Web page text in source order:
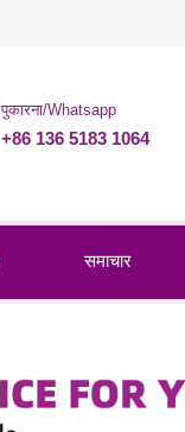
पुकारना/Whatsapp
+86 136 5183 1064
समाचार